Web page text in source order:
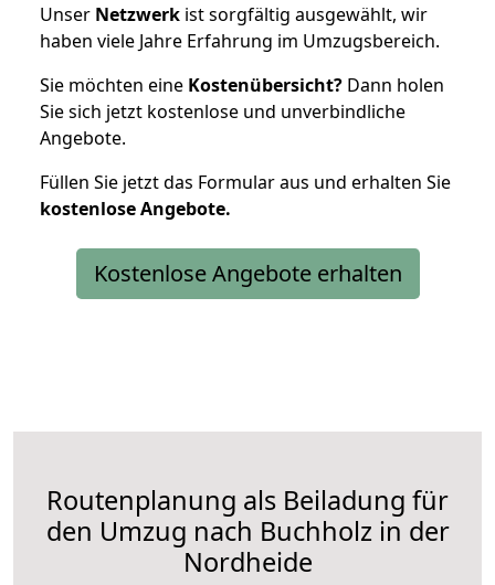
Unser Netzwerk ist sorgfältig ausgewählt, wir
haben viele Jahre Erfahrung im Umzugsbereich.
Sie möchten eine Kostenübersicht? Dann holen
Sie sich jetzt kostenlose und unverbindliche
Angebote.
Füllen Sie jetzt das Formular aus und erhalten Sie
kostenloseAngebote.
Kostenlose Angebote erhalten
Routenplanung als Beiladung für
den Umzug nach Buchholz in der
Nordheide